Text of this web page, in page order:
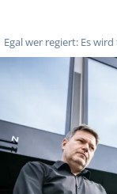
Egal wer regiert: Es